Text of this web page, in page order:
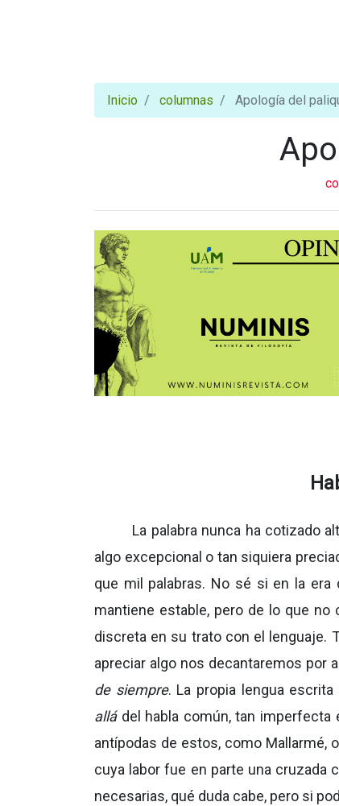
Inicio columnas Apología del
La palabra nunca ha cotizado
algo excepcional o tan siquiera
que mil palabras. No sé si en la
mantiene estable, pero de lo que
discreta en su trato con el lenguaje.
apreciar algo nos decantaremos por
de siempre. La propia lengua
allá del habla común, tan
antípodas de estos, como Mallarmé,
cuya labor fue en parte una cruzada
necesarias, qué duda cabe, pero si